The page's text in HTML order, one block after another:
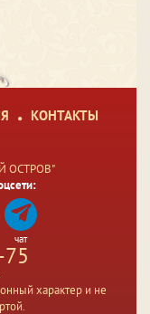
КОНТАКТЫ
ОСТРОВ"
чат
характер и не